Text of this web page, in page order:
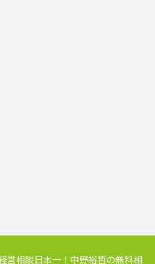
営相談日本一！中野裕哲の無料相